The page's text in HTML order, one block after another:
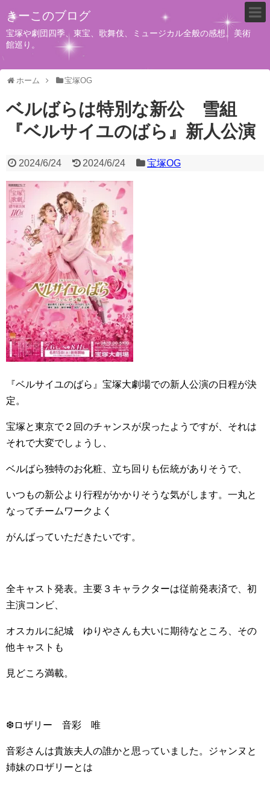
きーこのブログ
宝塚や劇団四季、東宝、歌舞伎、ミュージカル全般の感想。美術
館巡り。
ホーム 宝塚OG
ベルばらは特別な新公 雪組
『ベルサイユのばら』新人公演
2024/6/24 2024/6/24 宝塚OG
『ベルサイユのばら』宝塚大劇場での新人公演の日程が決
定。
宝塚と東京で２回のチャンスが戻ったようですが、それは
それで大変でしょうし、
ベルばら独特のお化粧、立ち回りも伝統がありそうで、
いつもの新公より行程がかかりそうな気がします。一丸と
なってチームワークよく
がんばっていただきたいです。
全キャスト発表。主要３キャラクターは従前発表済で、初
主演コンビ、
オスカルに紀城 ゆりやさんも大いに期待なところ、その
他キャストも
見どころ満載。
❆ロザリー 音彩 唯
音彩さんは貴族夫人の誰かと思っていました。ジャンヌと
姉妹のロザリーとは